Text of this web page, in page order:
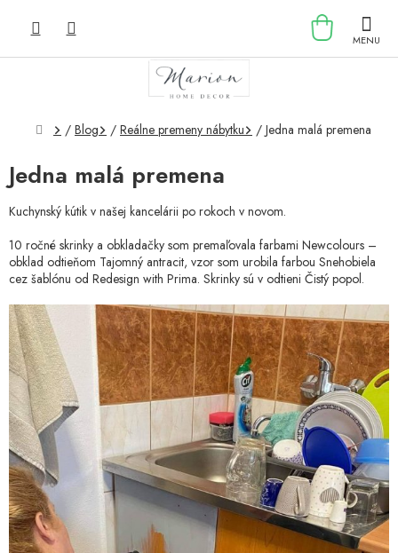
KOŠÍK
Domov
/ Blog / Reálne premeny nábytku / Jedna malá premena
Jedna malá premena
Kuchynský kútik v našej kancelárii po rokoch v novom.
10 ročné skrinky a obkladačky som premaľovala farbami Newcolours –
obklad odtieňom Tajomný antracit, vzor som urobila farbou Snehobiela
cez šablónu od Redesign with Prima. Skrinky sú v odtieni Čistý popol.